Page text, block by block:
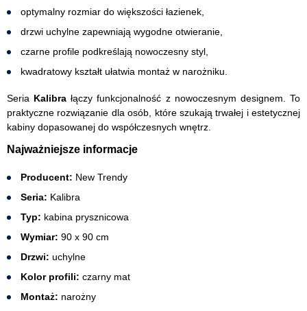
optymalny rozmiar do większości łazienek,
drzwi uchylne zapewniają wygodne otwieranie,
czarne profile podkreślają nowoczesny styl,
kwadratowy kształt ułatwia montaż w narożniku.
Seria Kalibra łączy funkcjonalność z nowoczesnym designem. To
praktyczne rozwiązanie dla osób, które szukają trwałej i estetycznej
kabiny dopasowanej do współczesnych wnętrz.
Najważniejsze informacje
Producent: New Trendy
Seria: Kalibra
Typ: kabina prysznicowa
Wymiar: 90 x 90 cm
Drzwi: uchylne
Kolor profili: czarny mat
Montaż: narożny